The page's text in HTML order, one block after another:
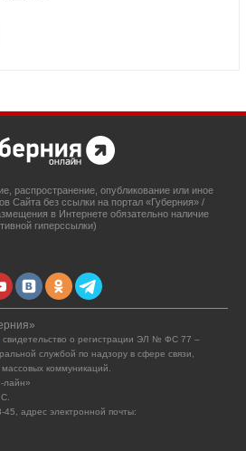
распространение, опубликование или иное
Сайта без ссылки на портал «Губерния» /
в Интернете обязательно наличие
гиперссылки)
, свидетельство о регистрации ЭЛ № ФС 77 –
службой по надзору в сфере связи,
коммуникаций.
лайн»
адрес электронной почты: